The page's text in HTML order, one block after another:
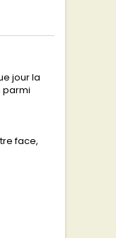
jour la
parmi
face,